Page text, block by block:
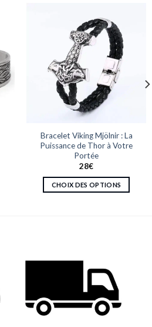
Bracelet Viking Mjölnir : La
Puissance de Thor à Votre
Portée
28€
CHOIX DES OPTIONS
options
peuvent
être
choisies